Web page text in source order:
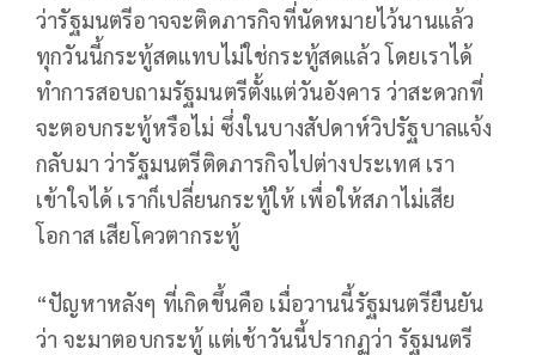
ว่ารัฐมนตรีอาจจะติดภารกิจที่นัดหมายไว้นานแล้ว
ทุกวันนี้กระทู้สดแทบไม่ใช่กระทู้สดแล้ว โดยเราได้
ทำการสอบถามรัฐมนตรีตั้งแต่วันอังคาร ว่าสะดวกที่
จะตอบกระทู้หรือไม่ ซึ่งในบางสัปดาห์วิปรัฐบาลแจ้ง
กลับมา ว่ารัฐมนตรีติดภารกิจไปต่างประเทศ เรา
เข้าใจได้ เราก็เปลี่ยนกระทู้ให้ เพื่อให้สภาไม่เสีย
โอกาส เสียโควตากระทู้
“ปัญหาหลังๆ ที่เกิดขึ้นคือ เมื่อวานนี้รัฐมนตรียืนยัน
ว่า จะมาตอบกระทู้ แต่เช้าวันนี้ปรากฏว่า รัฐมนตรี